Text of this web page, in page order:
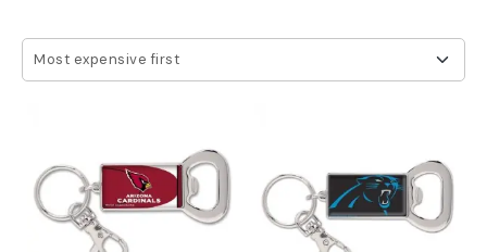
Most expensive first